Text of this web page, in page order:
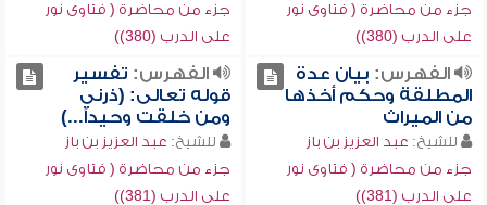
جزء من محاضرة ( فتاوى نور
على الدرب (380))
جزء من محاضرة ( فتاوى نور
على الدرب (380))
الفهرس: بيان عدة
المطلقة وحكم أخذها
من الميراث
للشيخ: عبد العزيز بن باز
جزء من محاضرة ( فتاوى نور
على الدرب (381))
الفهرس: تفسير
قوله تعالى: (ذرني
ومن خلقت وحيداً...)
للشيخ: عبد العزيز بن باز
جزء من محاضرة ( فتاوى نور
على الدرب (381))